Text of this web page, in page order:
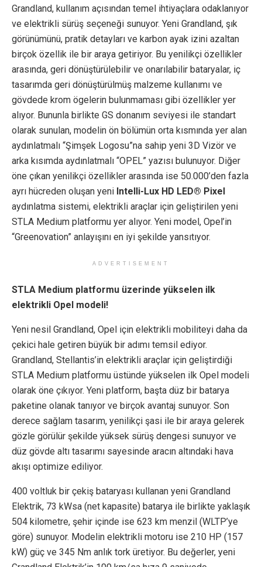
Grandland, kullanım açısından temel ihtiyaçlara odaklanıyor
ve elektrikli sürüş seçeneği sunuyor. Yeni Grandland, şık
görünümünü, pratik detayları ve karbon ayak izini azaltan
birçok özellik ile bir araya getiriyor. Bu yenilikçi özellikler
arasında, geri dönüştürülebilir ve onarılabilir bataryalar, iç
tasarımda geri dönüştürülmüş malzeme kullanımı ve
gövdede krom ögelerin bulunmaması gibi özellikler yer
alıyor. Bununla birlikte GS donanım seviyesi ile standart
olarak sunulan, modelin ön bölümün orta kısmında yer alan
aydınlatmalı “Şimşek Logosu”na sahip yeni 3D Vizör ve
arka kısımda aydınlatmalı “OPEL” yazısı bulunuyor. Diğer
öne çıkan yenilikçi özellikler arasında ise 50.000’den fazla
ayrı hücreden oluşan yeni Intelli-Lux HD LED® Pixel
aydınlatma sistemi, elektrikli araçlar için geliştirilen yeni
STLA Medium platformu yer alıyor. Yeni model, Opel’in
“Greenovation” anlayışını en iyi şekilde yansıtıyor.
ADVERTISEMENT
STLA Medium platformu üzerinde yükselen ilk
elektrikli Opel modeli!
Yeni nesil Grandland, Opel için elektrikli mobiliteyi daha da
çekici hale getiren büyük bir adımı temsil ediyor.
Grandland, Stellantis’in elektrikli araçlar için geliştirdiği
STLA Medium platformu üstünde yükselen ilk Opel modeli
olarak öne çıkıyor. Yeni platform, başta düz bir batarya
paketine olanak tanıyor ve birçok avantaj sunuyor. Son
derece sağlam tasarım, yenilikçi şasi ile bir araya gelerek
gözle görülür şekilde yüksek sürüş dengesi sunuyor ve
düz gövde altı tasarımı sayesinde aracın altındaki hava
akışı optimize ediliyor.
400 voltluk bir çekiş bataryası kullanan yeni Grandland
Elektrik, 73 kWsa (net kapasite) batarya ile birlikte yaklaşık
504 kilometre, şehir içinde ise 623 km menzil (WLTP’ye
göre) sunuyor. Modelin elektrikli motoru ise 210 HP (157
kW) güç ve 345 Nm anlık tork üretiyor. Bu değerler, yeni